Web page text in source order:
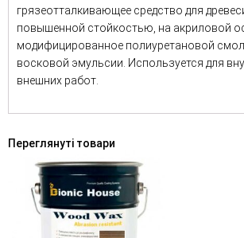
грязеотталкивающее средство для
повышенной стойкостью, на акриловой
модифицированное полиуретановой
восковой эмульсии. Используется для
внешних работ.
Переглянуті товари